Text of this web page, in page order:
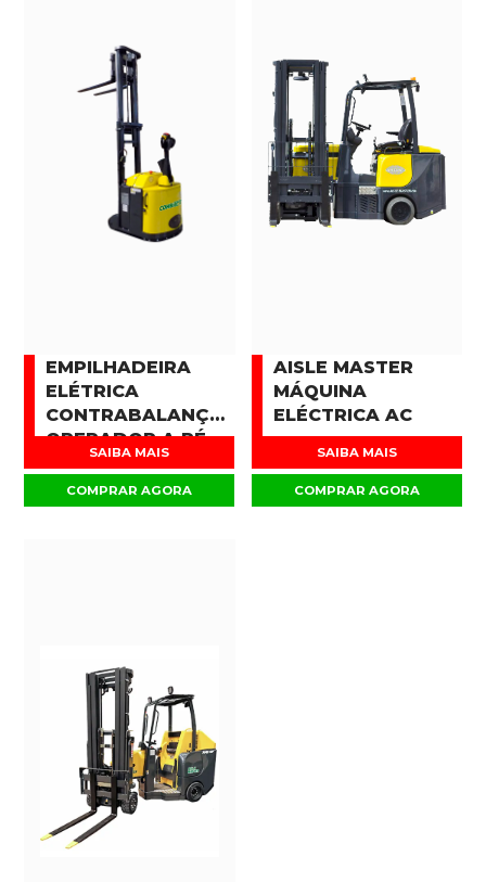
EMPILHADEIRA
ELÉTRICA
CONTRABALANÇADA
OPERADOR A PÉ
SAIBA MAIS
COMPRAR AGORA
AISLE MASTER
MÁQUINA
ELÉCTRICA AC
SAIBA MAIS
COMPRAR AGORA